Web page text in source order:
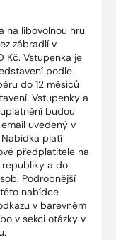
na libovolnou hru
zábradlí v
Kč. Vstupenka je
podle
do 12 měsíců
Vstupenky a
budou
uvedený v
platí
předplatitele na
republiky a do
Podrobnější
nabídce
v barevném
v sekci otázky v